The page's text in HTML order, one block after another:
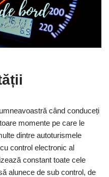
când conduceți
momente pe care le
dintre autoturismele
control electronic al
constant toate cele
alunece de sub control, de